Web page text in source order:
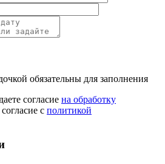
обязательны для заполнения
согласие на обработку
с политикой